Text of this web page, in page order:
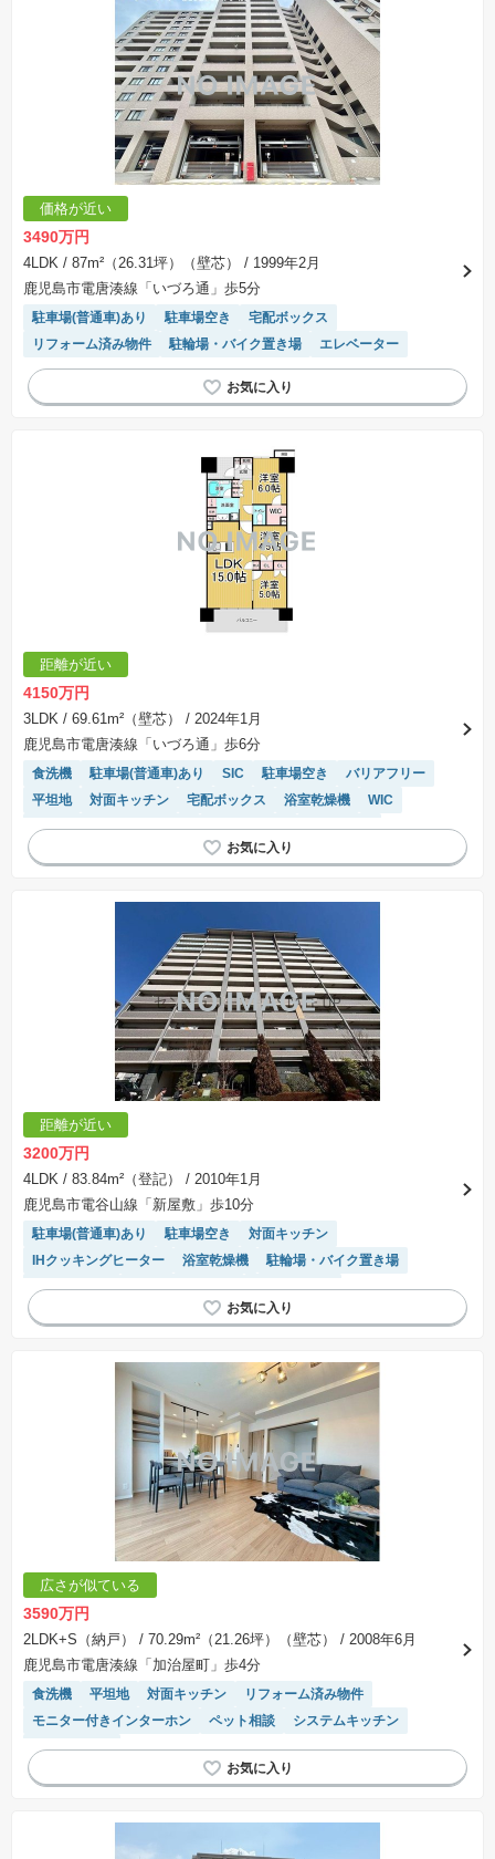
価格が近い
3490万円
4LDK / 87m²（26.31坪）（壁芯）
/ 1999年2月
鹿児島市電唐湊線「いづろ通」歩5分
駐車場(普通車)あり 駐車場空き
宅配ボックス
リフォーム済み物件
駐輪場・バイク置き場 エレベーター
距離が近い
4150万円
3LDK / 69.61m²（壁芯）
/ 2024年1月
鹿児島市電唐湊線「いづろ通」歩6分
食洗機 駐車場(普通車)あり SIC 駐車場空き
バリアフリー
平坦地
対面キッチン 宅配ボックス 浴室乾燥機
WIC
モニター付きインターホン
温水洗浄便座
陽当り良好
システムキッチン
エレベーター
距離が近い
3200万円
4LDK / 83.84m²（登記）
/ 2010年1月
鹿児島市電谷山線「新屋敷」歩10分
駐車場(普通車)あり 駐車場空き
対面キッチン
IHクッキングヒーター
浴室乾燥機
駐輪場・バイク置き場
温水洗浄便座
システムキッチン エレベーター
広さが似ている
3590万円
2LDK+S（納戸） / 70.29m²（21.26坪）（壁芯）
/ 2008年6月
鹿児島市電唐湊線「加治屋町」歩4分
食洗機 平坦地 対面キッチン
リフォーム済み物件
モニター付きインターホン
ペット相談
システムキッチン
エレベーター